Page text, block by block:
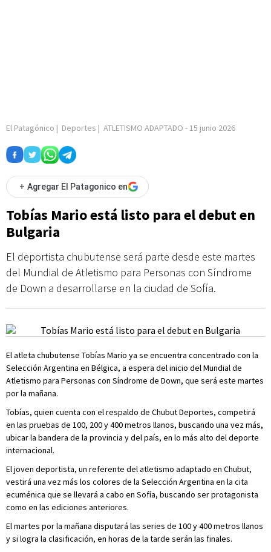
El Patagónico | Deportes | ATLETISMO ADAPTADO - 15 junio 2026
+ Agregar El Patagonico en
Tobías Mario está listo para el debut en
Bulgaria
El deportista chubutense será parte desde este martes
del Mundial de Atletismo para Personas con Síndrome
de Down a desarrollarse en la ciudad de Sofía.
El atleta chubutense Tobías Mario ya se encuentra concentrado con la
Selección Argentina en Bélgica, a espera del inicio del Mundial de
Atletismo para Personas con Síndrome de Down, que será este martes
por la mañana.
Tobías, quien cuenta con el respaldo de Chubut Deportes, competirá
en las pruebas de 100, 200 y 400 metros llanos, buscando una vez más,
ubicar la bandera de la provincia y del país, en lo más alto del deporte
internacional.
El joven deportista, un referente del atletismo adaptado en Chubut,
vestirá una vez más los colores de la Selección Argentina en la cita
ecuménica que se llevará a cabo en Sofía, buscando ser protagonista
como en las ediciones anteriores.
El martes por la mañana disputará las series de 100 y 400 metros llanos
y si logra la clasificación, en horas de la tarde serán las finales.